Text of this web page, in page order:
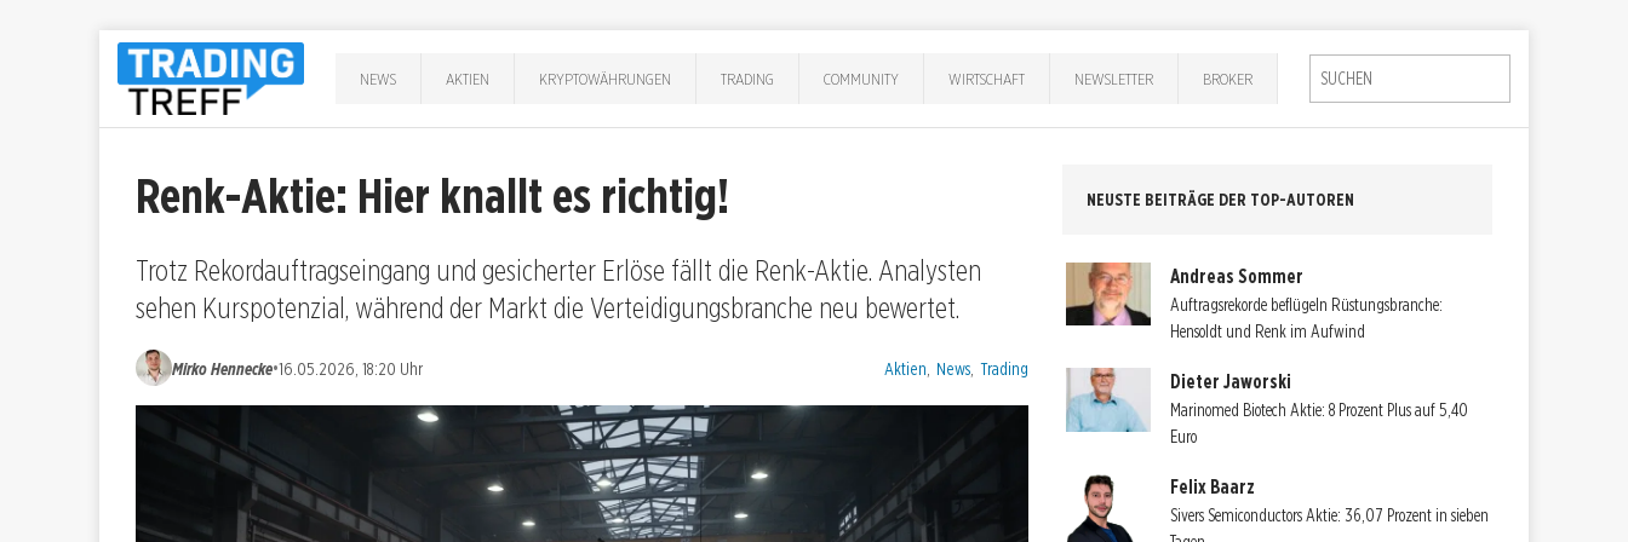
NEWS AKTIEN KRYPTOWÄHRUNGEN TRADING COMMUNITY WIRTSCHAFT NEWSLETTER BROKER
Renk-Aktie: Hier knallt es richtig!
Trotz Rekordauftragseingang und gesicherter Erlöse fällt die Renk-Aktie. Analysten
sehen Kurspotenzial, während der Markt die Verteidigungsbranche neu bewertet.
Mirko Hennecke•16.05.2026, 18:20 Uhr Kategorien:
Aktien News Trading
NEUSTE BEITRÄGE DER TOP-AUTOREN
Andreas Sommer
Auftragsrekorde beflügeln Rüstungsbranche:
Hensoldt und Renk im Aufwind
Dieter Jaworski
Marinomed Biotech Aktie: 8 Prozent Plus auf 5,40
Euro
Felix Baarz
Sivers Semiconductors Aktie: 36,07 Prozent in sieben